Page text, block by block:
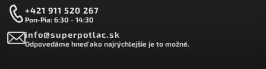
+421 911 520 267
Pon-Pia: 6:30 - 14:30
info@superpotlac.sk
Odpovedáme hneď ako najrýchlejšie je to možné.